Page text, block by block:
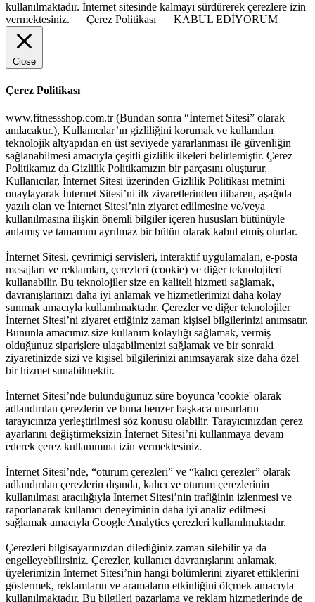
kullanılmaktadır. İnternet sitesinde kalmayı sürdürerek çerezlere izin
vermektesiniz.
Çerez Politikası KABUL EDİYORUM
Close
Çerez Politikası
www.fitnessshop.com.tr (Bundan sonra “İnternet Sitesi” olarak
anılacaktır.), Kullanıcılar’ın gizliliğini korumak ve kullanılan
teknolojik altyapıdan en üst seviyede yararlanması ile güvenliğin
sağlanabilmesi amacıyla çeşitli gizlilik ilkeleri belirlemiştir. Çerez
Politikamız da Gizlilik Politikamızın bir parçasını oluşturur.
Kullanıcılar, İnternet Sitesi üzerinden Gizlilik Politikası metnini
onaylayarak İnternet Sitesi’ni ilk ziyaretlerinden itibaren, aşağıda
yazılı olan ve İnternet Sitesi’nin ziyaret edilmesine ve/veya
kullanılmasına ilişkin önemli bilgiler içeren hususları bütünüyle
anlamış ve tamamını ayrılmaz bir bütün olarak kabul etmiş olurlar.
İnternet Sitesi, çevrimiçi servisleri, interaktif uygulamaları, e-posta
mesajları ve reklamları, çerezleri (cookie) ve diğer teknolojileri
kullanabilir. Bu teknolojiler size en kaliteli hizmeti sağlamak,
davranışlarınızı daha iyi anlamak ve hizmetlerimizi daha kolay
sunmak amacıyla kullanılmaktadır. Çerezler ve diğer teknolojiler
İnternet Sitesi’ni ziyaret ettiğiniz zaman kişisel bilgilerinizi anımsatır.
Bununla amacımız size kullanım kolaylığı sağlamak, vermiş
olduğunuz siparişlere ulaşabilmenizi sağlamak ve bir sonraki
ziyaretinizde sizi ve kişisel bilgilerinizi anımsayarak size daha özel
bir hizmet sunabilmektir.
İnternet Sitesi’nde bulunduğunuz süre boyunca 'cookie' olarak
adlandırılan çerezlerin ve buna benzer başkaca unsurların
tarayıcınıza yerleştirilmesi söz konusu olabilir. Tarayıcınızdan çerez
ayarlarını değiştirmeksizin İnternet Sitesi’ni kullanmaya devam
ederek çerez kullanımına izin vermektesiniz.
İnternet Sitesi’nde, “oturum çerezleri” ve “kalıcı çerezler” olarak
adlandırılan çerezlerin dışında, kalıcı ve oturum çerezlerinin
kullanılması aracılığıyla İnternet Sitesi’nin trafiğinin izlenmesi ve
raporlanarak kullanıcı deneyiminin daha iyi analiz edilmesi
sağlamak amacıyla Google Analytics çerezleri kullanılmaktadır.
Çerezleri bilgisayarınızdan dilediğiniz zaman silebilir ya da
engelleyebilirsiniz. Çerezler, kullanıcı davranışlarını anlamak,
üyelerimizin İnternet Sitesi’nin hangi bölümlerini ziyaret ettiklerini
göstermek, reklamların ve aramaların etkinliğini ölçmek amacıyla
kullanılmaktadır. Bu bilgileri pazarlama ve reklam hizmetlerinde de